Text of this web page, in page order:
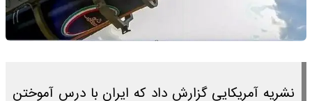
نشریه آمریکایی گزارش داد که ایران با درس آموختن